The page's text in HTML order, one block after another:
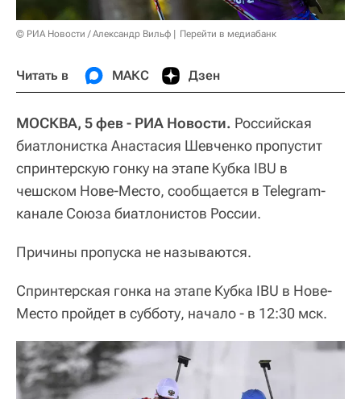
© РИА Новости / Александр Вильф Перейти в медиабанк
Читать в МАКС Дзен
МОСКВА, 5 фев - РИА Новости. Российская
биатлонистка Анастасия Шевченко пропустит
спринтерскую гонку на этапе Кубка IBU в
чешском Нове-Место, сообщается в Telegram-
канале Союза биатлонистов России.
Причины пропуска не называются.
Спринтерская гонка на этапе Кубка IBU в Нове-
Место пройдет в субботу, начало - в 12:30 мск.